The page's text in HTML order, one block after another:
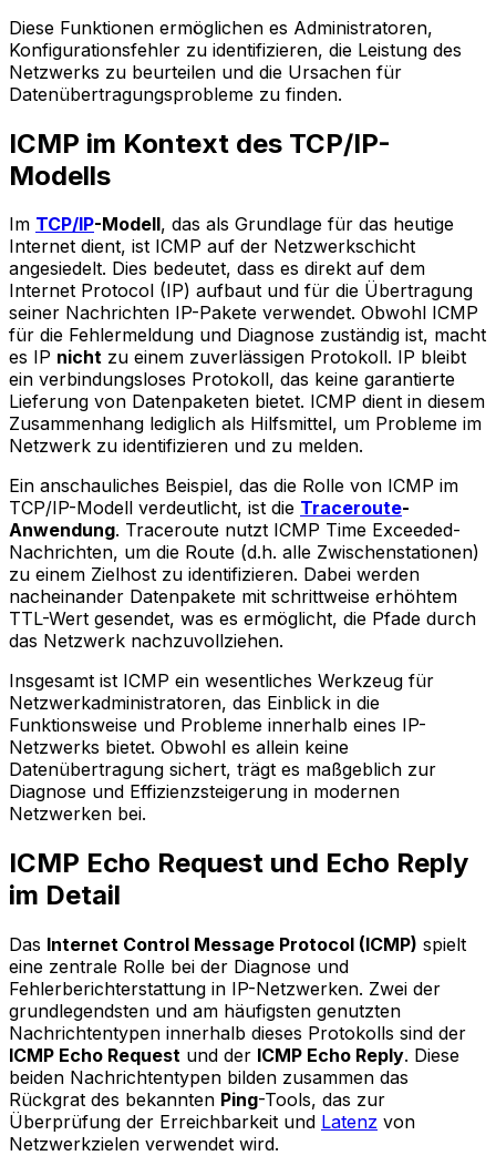
Diese Funktionen ermöglichen es Administratoren,
Konfigurationsfehler zu identifizieren, die Leistung des
Netzwerks zu beurteilen und die Ursachen für
Datenübertragungsprobleme zu finden.
ICMP im Kontext des TCP/IP-
Modells
Im TCP/IP-Modell, das als Grundlage für das heutige
Internet dient, ist ICMP auf der Netzwerkschicht
angesiedelt. Dies bedeutet, dass es direkt auf dem
Internet Protocol (IP) aufbaut und für die Übertragung
seiner Nachrichten IP-Pakete verwendet. Obwohl ICMP
für die Fehlermeldung und Diagnose zuständig ist, macht
es IP nicht zu einem zuverlässigen Protokoll. IP bleibt
ein verbindungsloses Protokoll, das keine garantierte
Lieferung von Datenpaketen bietet. ICMP dient in diesem
Zusammenhang lediglich als Hilfsmittel, um Probleme im
Netzwerk zu identifizieren und zu melden.
Ein anschauliches Beispiel, das die Rolle von ICMP im
TCP/IP-Modell verdeutlicht, ist die Traceroute-
Anwendung. Traceroute nutzt ICMP Time Exceeded-
Nachrichten, um die Route (d.h. alle Zwischenstationen)
zu einem Zielhost zu identifizieren. Dabei werden
nacheinander Datenpakete mit schrittweise erhöhtem
TTL-Wert gesendet, was es ermöglicht, die Pfade durch
das Netzwerk nachzuvollziehen.
Insgesamt ist ICMP ein wesentliches Werkzeug für
Netzwerkadministratoren, das Einblick in die
Funktionsweise und Probleme innerhalb eines IP-
Netzwerks bietet. Obwohl es allein keine
Datenübertragung sichert, trägt es maßgeblich zur
Diagnose und Effizienzsteigerung in modernen
Netzwerken bei.
ICMP Echo Request und Echo Reply
im Detail
Das Internet Control Message Protocol (ICMP) spielt
eine zentrale Rolle bei der Diagnose und
Fehlerberichterstattung in IP-Netzwerken. Zwei der
grundlegendsten und am häufigsten genutzten
Nachrichtentypen innerhalb dieses Protokolls sind der
ICMP Echo Request und der ICMP Echo Reply. Diese
beiden Nachrichtentypen bilden zusammen das
Rückgrat des bekannten Ping-Tools, das zur
Überprüfung der Erreichbarkeit und Latenz von
Netzwerkzielen verwendet wird.